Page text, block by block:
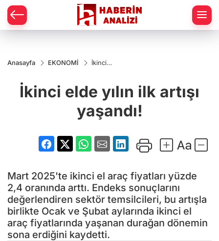
Anasayfa EKONOMİ
İkinci
yaşandı!
İkinci elde yılın ilk artışı
yaşandı!
Mart 2025'te ikinci el araç fiyatları yüzde
2,4 oranında arttı. Endeks sonuçlarını
değerlendiren sektör temsilcileri, bu artışla
birlikte Ocak ve Şubat aylarında ikinci el
araç fiyatlarında yaşanan durağan dönemin
sona erdiğini kaydetti.